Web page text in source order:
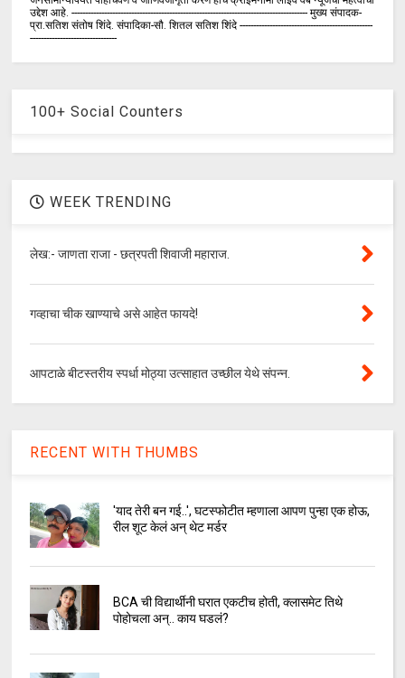
उद्देश आहे. --------------------------------------------------------------------------------------- मुख्य संपादक-
प्रा.सतिश संतोष शिंदे. संपादिका-सौ. शितल सतिश शिंदे -------------------------------------------------
--------------------------------
100+ Social Counters
WEEK TRENDING
लेख:- जाणता राजा - छत्रपती शिवाजी महाराज.
गव्हाचा चीक खाण्याचे असे आहेत फायदे!
आपटाळे बीटस्तरीय स्पर्धा मोठ्या उत्साहात उच्छील येथे संपन्न.
RECENT WITH THUMBS
'याद तेरी बन गई..', घटस्फोटीत म्हणाला आपण पुन्हा एक होऊ,
रील शूट केलं अन् थेट मर्डर
BCA ची विद्यार्थीनी घरात एकटीच होती, क्लासमेट तिथे
पोहोचला अन्.. काय घडलं?